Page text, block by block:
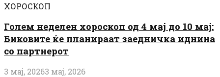
ХОРОСКОП
Голем неделен хороскоп од 4 мај до 10 мај:
Биковите ќе планираат заедничка иднина
со партнерот
3 мај, 20263 мај, 2026